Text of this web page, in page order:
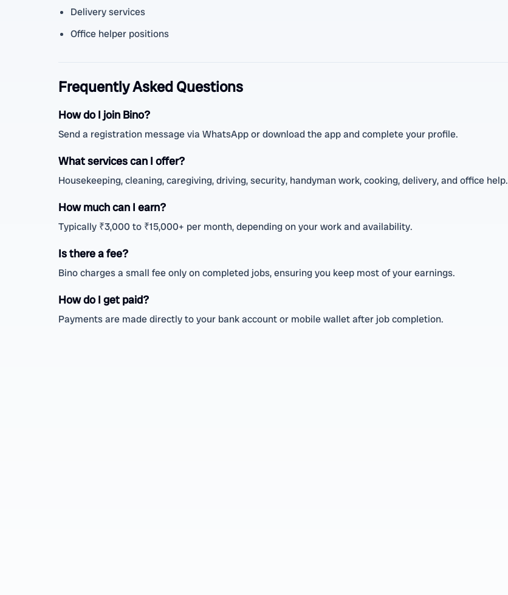
Delivery services
Office helper positions
Frequently Asked Questions
How do I join Bino?
Send a registration message via WhatsApp or download the app and complete your profile.
What services can I offer?
Housekeeping, cleaning, caregiving, driving, security, handyman work, cooking, delivery, and office help.
How much can I earn?
Typically ₹3,000 to ₹15,000+ per month, depending on your work and availability.
Is there a fee?
Bino charges a small fee only on completed jobs, ensuring you keep most of your earnings.
How do I get paid?
Payments are made directly to your bank account or mobile wallet after job completion.